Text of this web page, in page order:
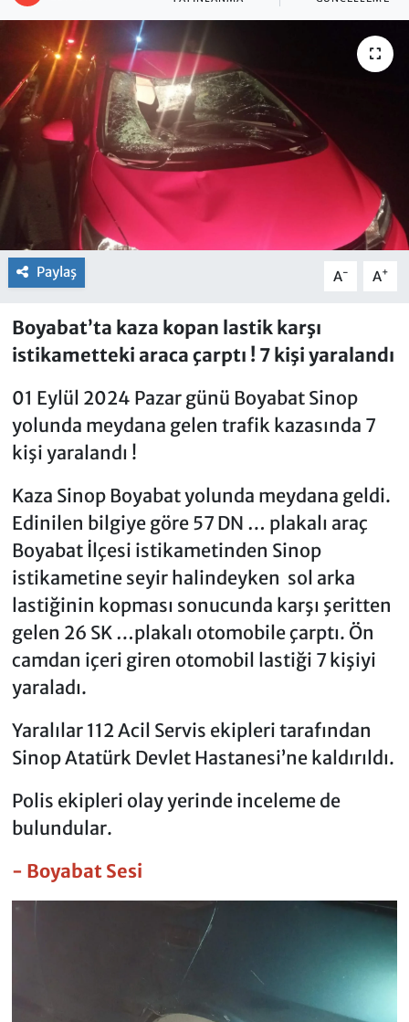
Paylaş A- A+
Boyabat’ta kaza kopan lastik karşı
istikametteki araca çarptı ! 7 kişi yaralandı
01 Eylül 2024 Pazar günü Boyabat Sinop
yolunda meydana gelen trafik kazasında 7
kişi yaralandı !
Kaza Sinop Boyabat yolunda meydana geldi.
Edinilen bilgiye göre 57 DN … plakalı araç
Boyabat İlçesi istikametinden Sinop
istikametine seyir halindeyken sol arka
lastiğinin kopması sonucunda karşı şeritten
gelen 26 SK …plakalı otomobile çarptı. Ön
camdan içeri giren otomobil lastiği 7 kişiyi
yaraladı.
Yaralılar 112 Acil Servis ekipleri tarafından
Sinop Atatürk Devlet Hastanesi’ne kaldırıldı.
Polis ekipleri olay yerinde inceleme de
bulundular.
- Boyabat Sesi